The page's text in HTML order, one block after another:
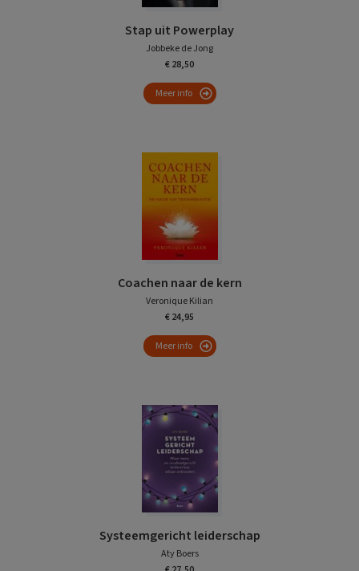
Stap uit Powerplay
Jobbeke de Jong
€ 28,50
Meer info
Coachen naar de kern
Veronique Kilian
€ 24,95
Meer info
Systeemgericht leiderschap
Aty Boers